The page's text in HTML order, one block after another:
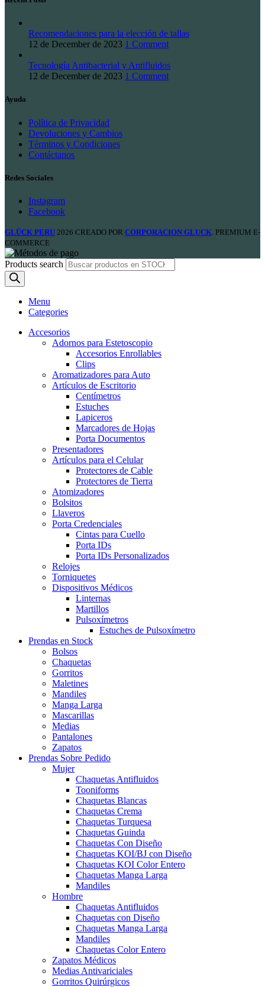
Recomendaciones para la elección de tallas
12 de December de 2023 1 Comment
Tecnología Antibacterial y Antifluidos
12 de December de 2023 1 Comment
Ayuda
Política de Privacidad
Devoluciones y Cambios
Términos y Condiciones
Contáctanos
Redes Sociales
Instagram
Facebook
GLÜCK PERU 2026 CREADO POR CORPORACION GLUCK . PREMIUM E-
COMMERCE
Products search
Menu
Categories
Accesorios
Adornos para Estetoscopio
Accesorios Enrollables
Clips
Aromatizadores para Auto
Artículos de Escritorio
Centímetros
Estuches
Lapiceros
Marcadores de Hojas
Porta Documentos
Presentadores
Artículos para el Celular
Protectores de Cable
Protectores de Tierra
Atomizadores
Bolsitos
Llaveros
Porta Credenciales
Cintas para Cuello
Porta IDs
Porta IDs Personalizados
Relojes
Torniquetes
Dispositivos Médicos
Linternas
Martillos
Pulsoxímetros
Estuches de Pulsoxímetro
Prendas en Stock
Bolsos
Chaquetas
Gorritos
Maletines
Mandiles
Manga Larga
Mascarillas
Medias
Pantalones
Zapatos
Prendas Sobre Pedido
Mujer
Chaquetas Antifluidos
Tooniforms
Chaquetas Blancas
Chaquetas Crema
Chaquetas Turquesa
Chaquetas Guinda
Chaquetas Con Diseño
Chaquetas KOI/BJ con Diseño
Chaquetas KOI Color Entero
Chaquetas Manga Larga
Mandiles
Hombre
Chaquetas Antifluidos
Chaquetas con Diseño
Chaquetas Manga Larga
Mandiles
Chaquetas Color Entero
Zapatos Médicos
Medias Antivariciales
Gorritos Quirúrgicos